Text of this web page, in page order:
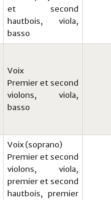
et second
hautbois, viola,
basso
Voix
Premier et second
violons, viola,
basso
Voix (soprano)
Premier et second
violons, viola,
premier et second
hautbois, premier